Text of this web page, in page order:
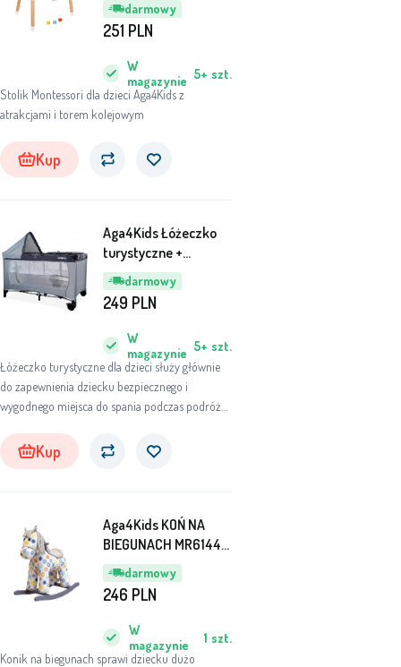
darmowy
Stolik Montessori dla dzieci Aga4Kids z
atrakcjami i torem kolejowym
W
magazynie 5+ szt.
251 PLN
Kup
darmowy
Aga4Kids Łóżeczko
turystyczne +
przewijak MR6672
Jasno szary
Łóżeczko turystyczne dla dzieci służy głównie
do zapewnienia dziecku bezpiecznego i
wygodnego miejsca do spania podczas podróży,
znajomych czy rodzin.
W
magazynie 5+ szt.
249 PLN
Kup
darmowy
Aga4Kids KOŃ NA
BIEGUNACH MR6144-
3
Konik na biegunach sprawi dziecku dużo
W
magazynie
1 szt.
246 PLN